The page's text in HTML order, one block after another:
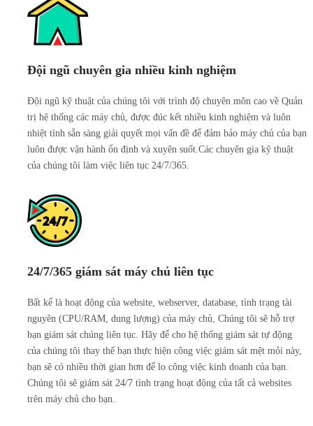
Đội ngũ chuyên gia nhiều kinh nghiệm
Đội ngũ kỹ thuật của chúng tôi với trình độ chuyên môn cao về Quản
trị hệ thống các máy chủ, được đúc kết nhiều kinh nghiệm và luôn
nhiệt tình sẵn sàng giải quyết mọi vấn đề để đảm bảo máy chủ của bạn
luôn được vận hành ổn định và xuyên suốt.Các chuyên gia kỹ thuật
của chúng tôi làm việc liên tục 24/7/365.
24/7/365 giám sát máy chủ liên tục
Bất kể là hoạt động của website, webserver, database, tình trạng tài
nguyên (CPU/RAM, dung lượng) của máy chủ, Chúng tôi sẽ hỗ trợ
bạn giám sát chúng liên tục. Hãy để cho hệ thống giám sát tự động
của chúng tôi thay thế bạn thực hiện công việc giám sát mệt mỏi này,
bạn sẽ có nhiều thời gian hơn để lo công việc kinh doanh của bạn.
Chúng tôi sẽ giám sát 24/7 tình trạng hoạt động của tất cả websites
trên máy chủ cho bạn.